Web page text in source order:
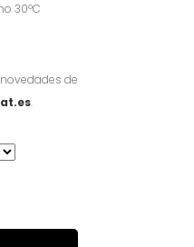
30ºC
de
.